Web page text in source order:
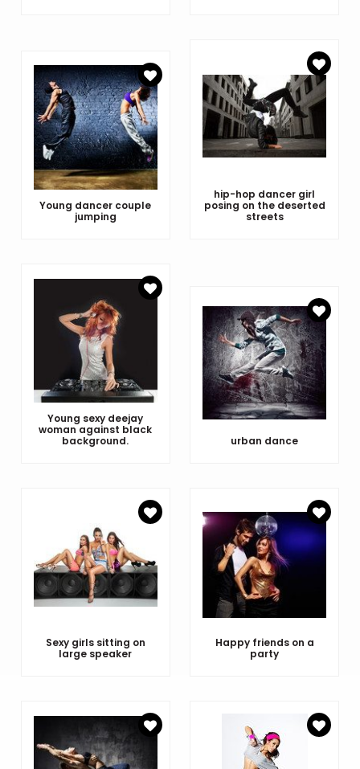
Young dancer couple
jumping
hip-hop dancer girl
posing on the deserted
streets
Young sexy deejay
woman against black
background.
urban dance
Sexy girls sitting on
large speaker
Happy friends on a
party